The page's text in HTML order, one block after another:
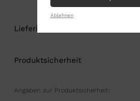
Lieferinformationen
Produktsicherheit
Angaben zur Produktsicherheit:
Ablehnen